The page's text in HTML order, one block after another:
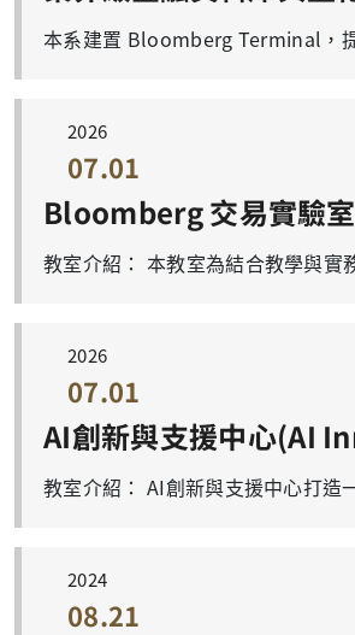
2026
07.01
Bloomberg 交易實驗室
2026
07.01
2024
08.21